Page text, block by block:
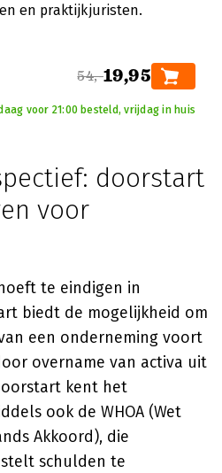
en praktijkjuristen.
54,-19,95
voor 21:00 besteld, vrijdag in huis
doorstart
voor
te eindigen in
biedt de mogelijkheid om
een onderneming voort
overname van activa uit
kent het
ook de WHOA (Wet
Akkoord), die
schulden te